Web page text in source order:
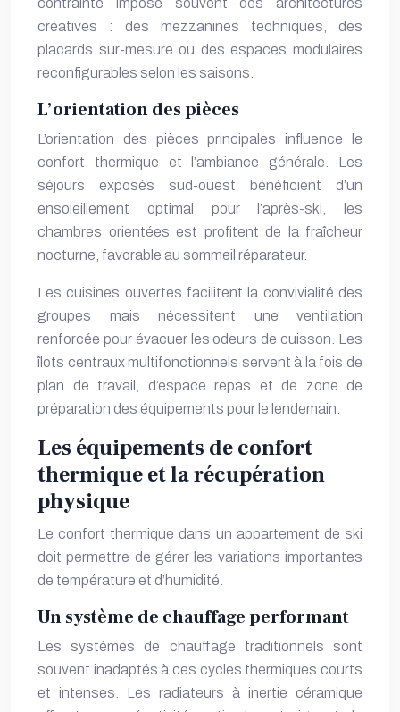
contrainte impose souvent des architectures
créatives : des mezzanines techniques, des
placards sur-mesure ou des espaces modulaires
reconfigurables selon les saisons.
L’orientation des pièces
L’orientation des pièces principales influence le
confort thermique et l’ambiance générale. Les
séjours exposés sud-ouest bénéficient d’un
ensoleillement optimal pour l’après-ski, les
chambres orientées est profitent de la fraîcheur
nocturne, favorable au sommeil réparateur.
Les cuisines ouvertes facilitent la convivialité des
groupes mais nécessitent une ventilation
renforcée pour évacuer les odeurs de cuisson. Les
îlots centraux multifonctionnels servent à la fois de
plan de travail, d’espace repas et de zone de
préparation des équipements pour le lendemain.
Les équipements de confort
thermique et la récupération
physique
Le confort thermique dans un appartement de ski
doit permettre de gérer les variations importantes
de température et d’humidité.
Un système de chauffage performant
Les systèmes de chauffage traditionnels sont
souvent inadaptés à ces cycles thermiques courts
et intenses. Les radiateurs à inertie céramique